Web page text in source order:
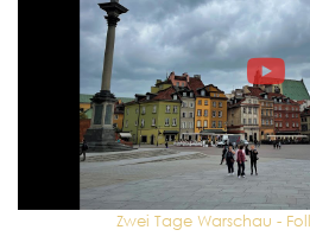
Zwei Tage Warschau -